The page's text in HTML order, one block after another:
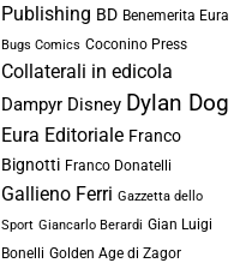
Publishing BD Benemerita Eura
Bugs Comics Coconino Press
Collaterali in edicola
Dampyr Disney Dylan Dog
Eura Editoriale Franco
Bignotti Franco Donatelli
Gallieno Ferri Gazzetta dello
Sport Giancarlo Berardi Gian Luigi
Bonelli Golden Age di Zagor